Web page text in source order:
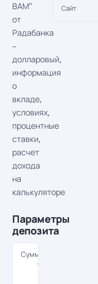
ВАМ"
от
Радабанка
–
долларовый,
информация
о
вкладе,
условиях,
процентные
ставки,
расчет
дохода
на
калькуляторе
Параметры
депозита
Сумма депозита
10 – 500 000
Сайт